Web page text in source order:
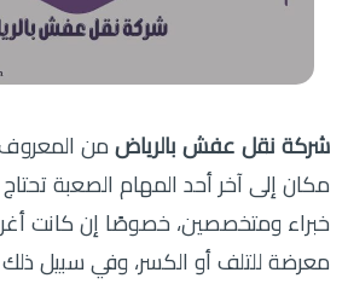
شركة نقل عفش بالرياض من
مكان إلى آخر أحد المهام الصعبة
خبراء ومتخصصين، خصوصًا إن كانت
معرضة للتلف أو الكسر، وفي سبيل